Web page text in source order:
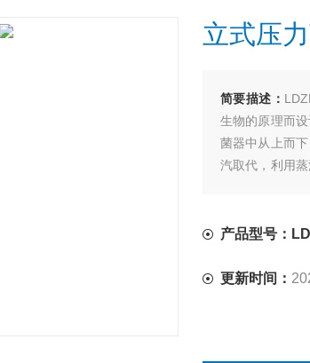
立式压
简要描述：
生物的原理而
菌器中从上而
汽取代，利用
产品型号：
更新时间：